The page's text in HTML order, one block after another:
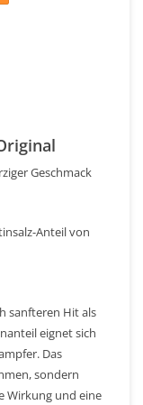
Geschmack
Anteil von
sanfteren Hit als
eignet sich
Das
sondern
Wirkung und eine